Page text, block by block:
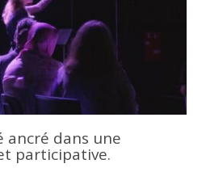
ancré dans une
participative.